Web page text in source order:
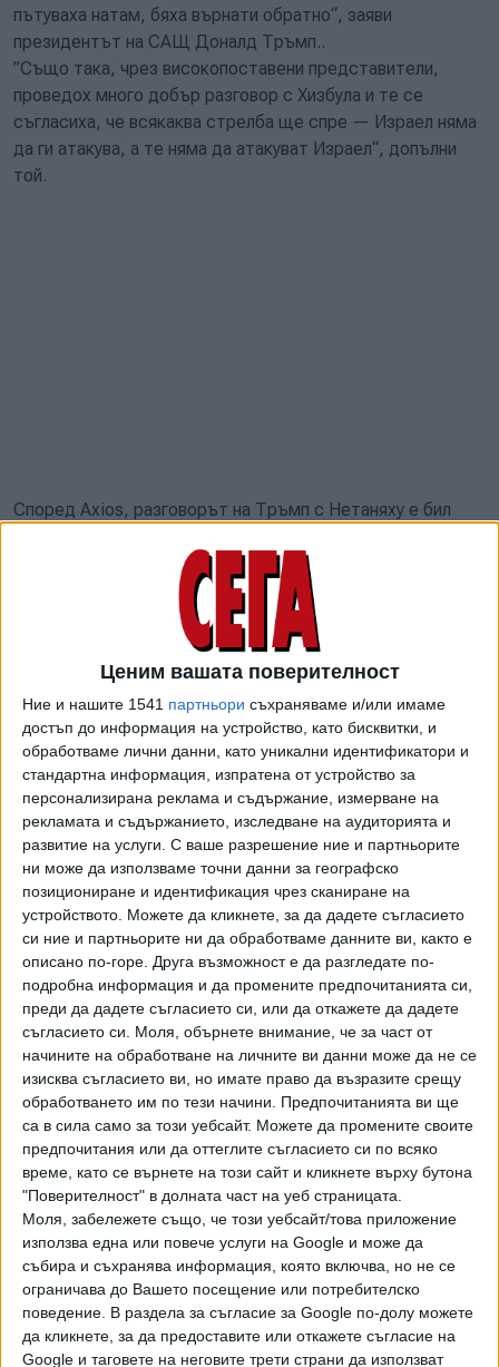
Ценим вашата поверителност
Ние и нашите 1541 партньори съхраняваме и/или имаме
достъп до информация на устройство, като бисквитки, и
обработваме лични данни, като уникални идентификатори и
стандартна информация, изпратена от устройство за
персонализирана реклама и съдържание, измерване на
рекламата и съдържанието, изследване на аудиторията и
развитие на услуги. С ваше разрешение ние и партньорите
ни може да използваме точни данни за географско
позициониране и идентификация чрез сканиране на
устройството. Можете да кликнете, за да дадете съгласието
си ние и партньорите ни да обработваме данните ви, както е
описано по-горе. Друга възможност е да разгледате по-
подробна информация и да промените предпочитанията си,
преди да дадете съгласието си, или да откажете да дадете
съгласието си.
Моля, обърнете внимание, че за част от
начините на обработване на личните ви данни може да не се
изисква съгласието ви, но имате право да възразите срещу
обработването им по тези начини. Предпочитанията ви ще
са в сила само за този уебсайт. Можете да промените своите
предпочитания или да оттеглите съгласието си по всяко
време, като се върнете на този сайт и кликнете върху бутона
"Поверителност" в долната част на уеб страницата.
Моля, забележете също, че този уебсайт/това приложение
използва една или повече услуги на Google и може да
събира и съхранява информация, която включва, но не се
ограничава до Вашето посещение или потребителско
поведение. В раздела за съгласие за Google по-долу можете
да кликнете, за да предоставите или откажете съгласие на
Google и таговете на неговите трети страни да използват
пътуваха натам, бяха върнати обратно“, заяви
президентът на САЩ Доналд Тръмп..
”Също така, чрез високопоставени представители,
проведох много добър разговор с Хизбула и те се
съгласиха, че всякаква стрелба ще спре — Израел няма
да ги атакува, а те няма да атакуват Израел“, допълни
той.
Според Axios, разговорът на Тръмп с Нетаняху е бил
Тръмп казал нещо от типа на: „Ти си напълно луд. Без
мен щеше да си в затвора. Аз ти спасявам задника.
Всички те мразят сега. Всички мразят Израел заради
Думите на американския президент не срещнаха
подкрепа в националистическото крило на израелския
кабинет
Израелският министър на националната сигурност Бен-
Гвир заяви: “Сега е моментът да кажем на нашия
приятел, президента Тръмп, „не“.
Във връзката с другата война на Израел - в Газа,
израелският министър на финансите Безалел Смотрич
беше оше по-категоричен: “Или ние, или те. Няма средно
положение. Ние унищожаваме идеята за палестинска
държава.”
Всички усилия на президента Тръмп покрай т.нар. Съвет
за мир бяха игнорирани от Смотрич: “Палестинската
автономна власт трябва да бъде разпусната. Границите
на зони А, Б и В трябва да бъдат премахнати. Трябва да
поемем контрол над цялата територия.”
Смотрич заяви, че разчита на европейците, които
“трябва да застанат на наша страна във войната срещу
Иран, защото това е сблъсък между добрите и лошите.”
Преговорите между Съединените щати и Иран
продължават с бързи темпове. Това заяви
американският президент Доналд Тръмп. И допълни, че
не е чувал от иранска странаТехеран да е прекратявал
преговорите с Вашингтон, но добави, че в мълчанието
няма нищо лошо и че ще продължи да чака, предаде